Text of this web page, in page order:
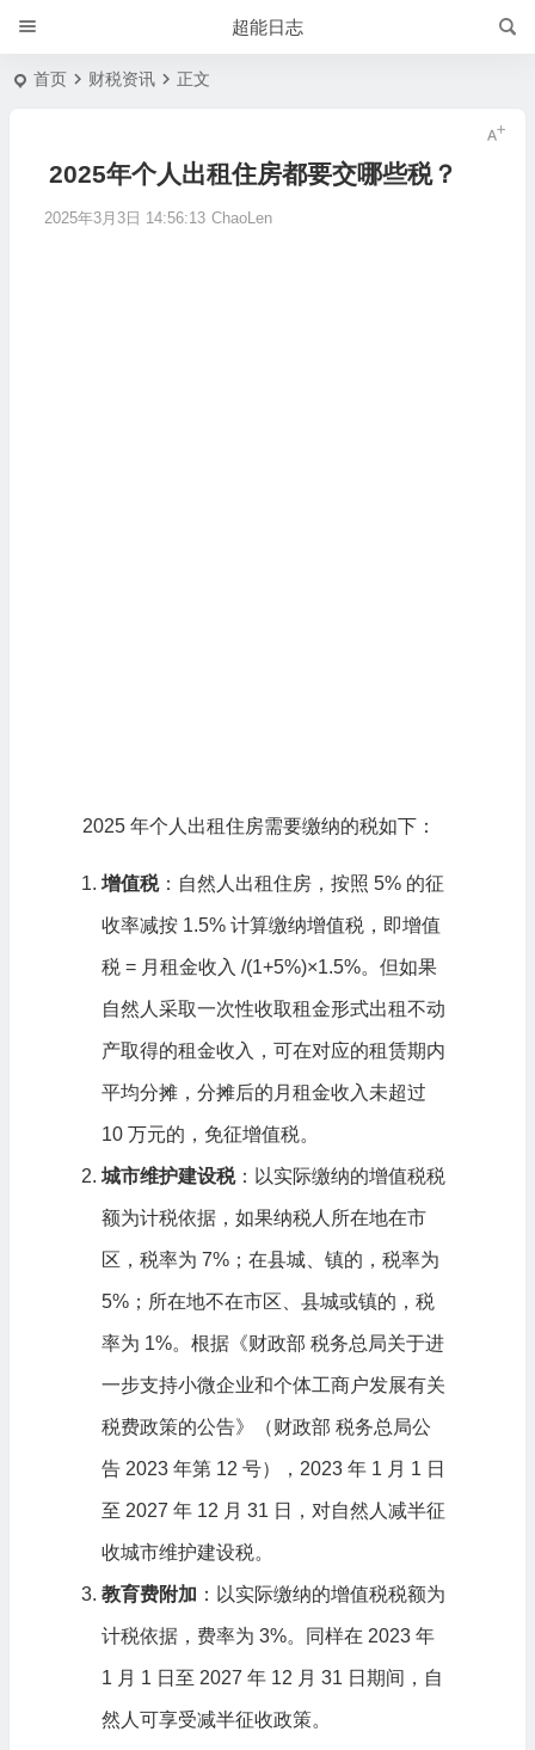
超能日志
首页 财税资讯 正文
2025年个人出租住房都要交哪些税？
2025年3月3日 14:56:13 ChaoLen
2025 年个人出租住房需要缴纳的税如下：
增值税：自然人出租住房，按照 5% 的征
收率减按 1.5% 计算缴纳增值税，即增值
税 = 月租金收入 /(1+5%)×1.5%。但如果
自然人采取一次性收取租金形式出租不动
产取得的租金收入，可在对应的租赁期内
平均分摊，分摊后的月租金收入未超过
10 万元的，免征增值税。
城市维护建设税：以实际缴纳的增值税税
额为计税依据，如果纳税人所在地在市
区，税率为 7%；在县城、镇的，税率为
5%；所在地不在市区、县城或镇的，税
率为 1%。根据《财政部 税务总局关于进
一步支持小微企业和个体工商户发展有关
税费政策的公告》（财政部 税务总局公
告 2023 年第 12 号），2023 年 1 月 1 日
至 2027 年 12 月 31 日，对自然人减半征
收城市维护建设税。
教育费附加 ：以实际缴纳的增值税税额为
计税依据，费率为 3%。同样在 2023 年
1 月 1 日至 2027 年 12 月 31 日期间，自
然人可享受减半征收政策。